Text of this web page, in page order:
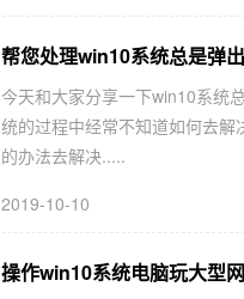
帮您处理win10系统总是弹
今天和大家分享一下win10系统
统的过程中经常不知道如何去
的办法去解决.....
2019-10-10
操作win10系统电脑玩大型